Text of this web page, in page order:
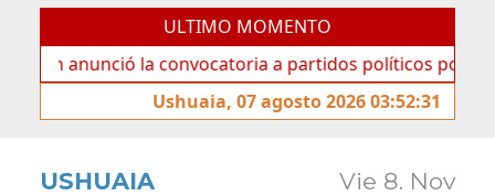
ULTIMO MOMENTO
anunció la convocatoria a partidos políticos por «ficha
Ushuaia, 07 agosto 2026 03:52:31
USHUAIA Vie 8. Nov